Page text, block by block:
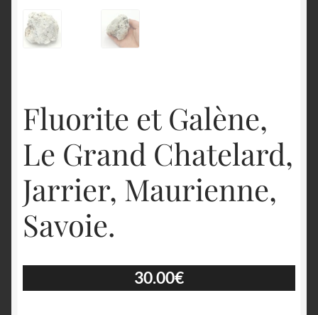
Fluorite et Galène,
Le Grand Chatelard,
Jarrier, Maurienne,
Savoie.
30.00€